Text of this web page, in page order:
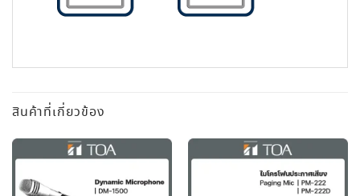
สินค้าที่เกี่ยวข้อง